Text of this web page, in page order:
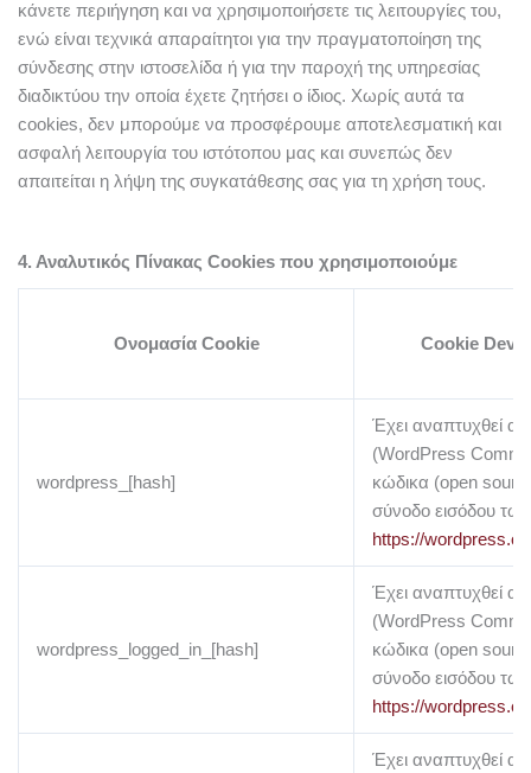
κάνετε περιήγηση και να χρησιμοποιήσετε τις λειτουργίες του,
ενώ είναι τεχνικά απαραίτητοι για την πραγματοποίηση της
σύνδεσης στην ιστοσελίδα ή για την παροχή της υπηρεσίας
διαδικτύου την οποία έχετε ζητήσει ο ίδιος. Χωρίς αυτά τα
cookies, δεν μπορούμε να προσφέρουμε αποτελεσματική και
ασφαλή λειτουργία του ιστότοπου μας και συνεπώς δεν
απαιτείται η λήψη της συγκατάθεσης σας για τη χρήση τους.
4. Αναλυτικός Πίνακας Cookies που χρησιμοποιούμε
Ονομασία Cookie Cookie
wordpress_[hash]
Έχει αναπτυχθεί
(WordPress
κώδικα (open
σύνοδο εισόδου
https://
wordpress_logged_in_[hash]
Έχει αναπτυχθεί
(WordPress
κώδικα (open
σύνοδο εισόδου
https://
Έχει αναπτυχθεί